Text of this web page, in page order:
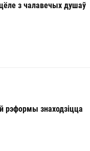
з чалавечых душаў
рэформы знаходзіцца